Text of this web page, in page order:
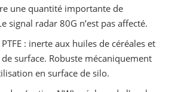
une quantité importante de
signal radar 80G n’est pas affecté.
: inerte aux huiles de céréales et
surface. Robuste mécaniquement
en surface de silo.